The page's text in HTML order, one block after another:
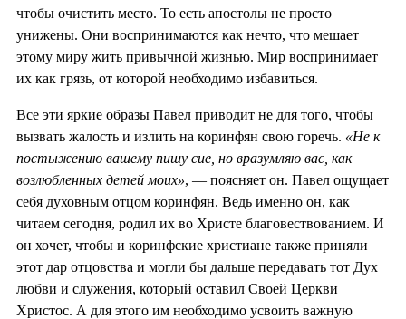
чтобы очистить место. То есть апостолы не просто
унижены. Они воспринимаются как нечто, что мешает
этому миру жить привычной жизнью. Мир воспринимает
их как грязь, от которой необходимо избавиться.
Все эти яркие образы Павел приводит не для того, чтобы
вызвать жалость и излить на коринфян свою горечь. «Не к
постыжению вашему пишу сие, но вразумляю вас, как
возлюбленных детей моих», — поясняет он. Павел ощущает
себя духовным отцом коринфян. Ведь именно он, как
читаем сегодня, родил их во Христе благовествованием. И
он хочет, чтобы и коринфские христиане также приняли
этот дар отцовства и могли бы дальше передавать тот Дух
любви и служения, который оставил Своей Церкви
Христос. А для этого им необходимо усвоить важную